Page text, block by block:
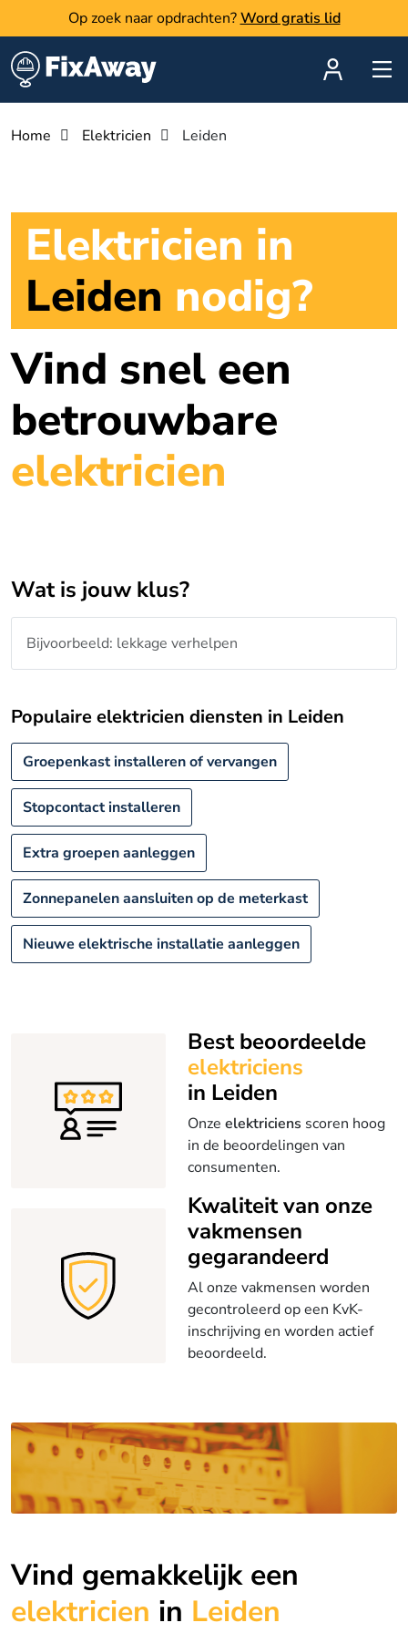
Op zoek naar opdrachten? Word gratis lid
Home Elektricien Leiden
Elektricien in
Leiden nodig?
Vind snel een
betrouwbare
elektricien
Wat is jouw klus?
Populaire elektricien diensten in Leiden
Groepenkast installeren of vervangen
Stopcontact installeren
Extra groepen aanleggen
Zonnepanelen aansluiten op de meterkast
Nieuwe elektrische installatie aanleggen
Best beoordeelde
elektriciens
in Leiden
Onze elektriciens scoren hoog
in de beoordelingen van
consumenten.
Kwaliteit van onze
vakmensen
gegarandeerd
Al onze vakmensen worden
gecontroleerd op een KvK-
inschrijving en worden actief
beoordeeld.
Vind gemakkelijk een
elektricien in Leiden